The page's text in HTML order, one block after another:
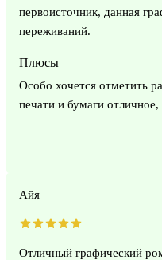
первоисточник, данная
переживаний.
Плюсы
Особо хочется отметить
печати и бумаги
Айя
Отличный графический